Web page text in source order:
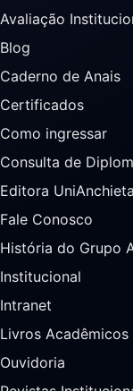
Avaliação
Blog
Caderno de Anais
Certificados
Como ingressar
Consulta de
Editora UniAnchieta
Fale Conosco
História do Grupo
Institucional
Intranet
Livros Acadêmicos
Ouvidoria